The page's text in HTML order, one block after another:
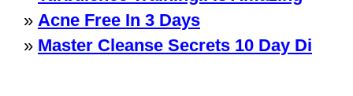
» Acne Free In 3 Days
» Master Cleanse Secrets 10 Day Di